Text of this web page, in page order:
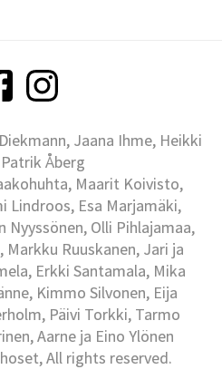
Jaana Ihme, Heikki
Åberg
Maarit Koivisto,
Lindroos, Esa Marjamäki,
Nyyssönen, Olli Pihlajamaa,
Ruuskanen, Jari ja
Erkki Santamala, Mika
Kimmo Silvonen, Eija
Päivi Torkki, Tarmo
Aarne ja Eino Ylönen
All rights reserved.